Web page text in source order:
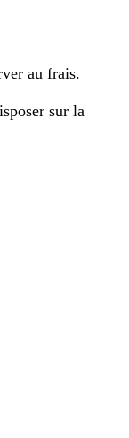
au frais.
sur la